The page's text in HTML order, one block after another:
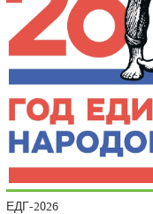
ЕДГ-2026